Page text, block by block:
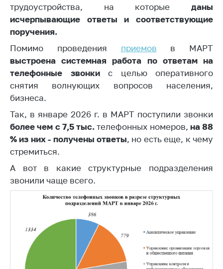
Официальные
геральдические
символы
5 лет МАРТ
Деятельность
Ценовая политика
Антимонопольное
регулирование и
конкуренция
Торговля и услуги
Регулирование и
контроль закупок
Защита прав
потребителей
Регулирование
рекламной
деятельности
Международное
сотрудничество
трудоустройства, на которые даны
исчерпывающие ответы и соответствующие
поручения.
Помимо проведения приемов в МАРТ
выстроена системная работа по ответам на
телефонные звонки
с целью оперативного
снятия волнующих вопросов населения,
бизнеса.
Так, в январе 2026 г. в МАРТ поступили звонки
более чем с 7,5 тыс.телефонных номеров, на 88
% из них - получены ответы, но есть еще, к чему
стремиться.
А вот в какие структурные подразделения
звонили чаще всего.